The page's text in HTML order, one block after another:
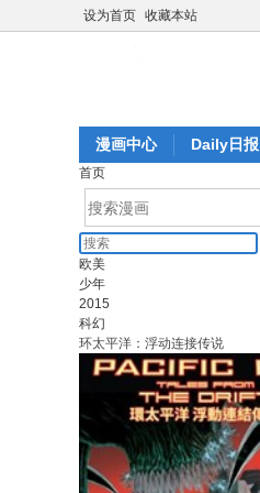
设为首页 收藏本站
漫画中心 Daily日报
首页
欧美
少年
2015
科幻
环太平洋：浮动连接传说